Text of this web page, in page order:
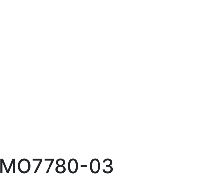
MO7780-03